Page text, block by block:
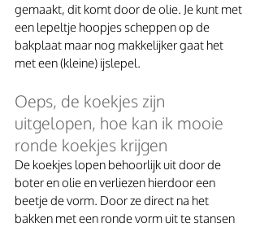
gemaakt, dit komt door de olie. Je kunt met
een lepeltje hoopjes scheppen op de
bakplaat maar nog makkelijker gaat het
met een (kleine) ijslepel.
Oeps, de koekjes zijn
uitgelopen, hoe kan ik mooie
ronde koekjes krijgen
De koekjes lopen behoorlijk uit door de
boter en olie en verliezen hierdoor een
beetje de vorm. Door ze direct na het
bakken met een ronde vorm uit te stansen